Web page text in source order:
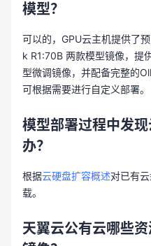
模型？
可以的，GPU云主机提供了
k R1:70B 两款模型镜像，
型微调镜像，并配备完整的
可根据需要进行自定义部署。
模型部署过程中发
办？
根据云硬盘扩容概述对已有
载。
天翼云公有云哪些